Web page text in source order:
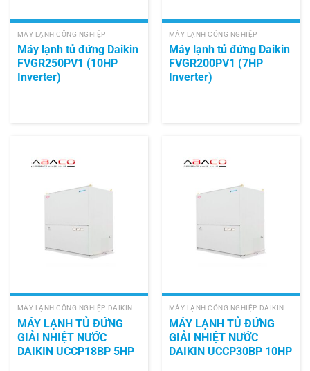
MÁY LẠNH CÔNG NGHIỆP
Máy lạnh tủ đứng Daikin
FVGR250PV1 (10HP
Inverter)
MÁY LẠNH CÔNG NGHIỆP
Máy lạnh tủ đứng Daikin
FVGR200PV1 (7HP
Inverter)
MÁY LẠNH CÔNG NGHIỆP DAIKIN
MÁY LẠNH TỦ ĐỨNG
GIẢI NHIỆT NƯỚC
DAIKIN UCCP18BP 5HP
MÁY LẠNH CÔNG NGHIỆP DAIKIN
MÁY LẠNH TỦ ĐỨNG
GIẢI NHIỆT NƯỚC
DAIKIN UCCP30BP 10HP